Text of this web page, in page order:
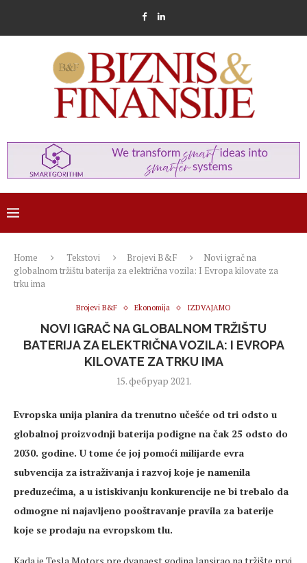
Home Tekstovi Brojevi B&F
Novi igrač na
globalnom tržištu baterija za električna vozila: I Evropa kilovate za
trku ima
Brojevi B&F Ekonomija IZDVAJAMO
NOVI IGRAČ NA GLOBALNOM TRŽIŠTU
BATERIJA ZA ELEKTRIČNA VOZILA: I EVROPA
KILOVATE ZA TRKU IMA
15. фебруар 2021.
Evropska unija planira da trenutno učešće od tri odsto u
globalnoj proizvodnji baterija podigne na čak 25 odsto do
2030. godine. U tome će joj pomoći milijarde evra
subvencija za istraživanja i razvoj koje je namenila
preduzećima, a u istiskivanju konkurencije ne bi trebalo da
odmogne ni najavljeno pooštravanje pravila za baterije
koje se prodaju na evropskom tlu.